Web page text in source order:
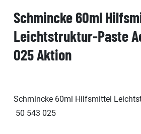
Schmincke 60ml
Leichtstruktur-Paste
025 Aktion
Schmincke 60ml Hilfsmittel
50 543 025